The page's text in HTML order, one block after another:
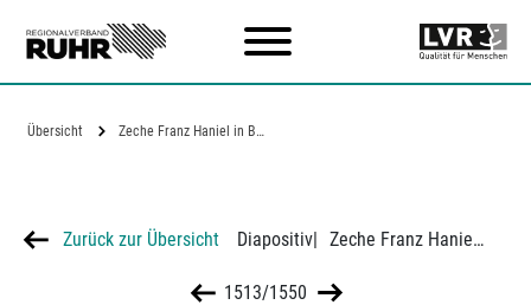
Übersicht Zeche Franz Haniel in Bottrop
Zurück zur Übersicht Diapositiv| Zeche Franz Haniel in Bottrop
1513/1550